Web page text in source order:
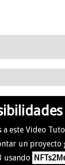
a este Video
un proyecto
usando